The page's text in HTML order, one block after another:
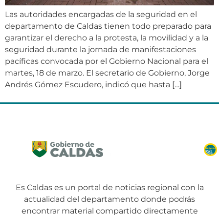
Las autoridades encargadas de la seguridad en el
departamento de Caldas tienen todo preparado para
garantizar el derecho a la protesta, la movilidad y a la
seguridad durante la jornada de manifestaciones
pacíficas convocada por el Gobierno Nacional para el
martes, 18 de marzo. El secretario de Gobierno, Jorge
Andrés Gómez Escudero, indicó que hasta […]
Es Caldas es un portal de noticias regional con la
actualidad del departamento donde podrás
encontrar material compartido directamente